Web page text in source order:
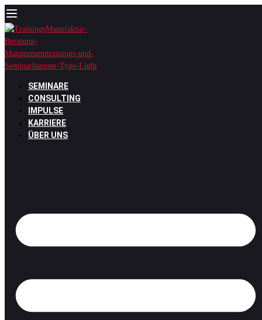
Zum
Inhalt
springen
SEMINARE
CONSULTING
IMPULSE
KARRIERE
ÜBER UNS